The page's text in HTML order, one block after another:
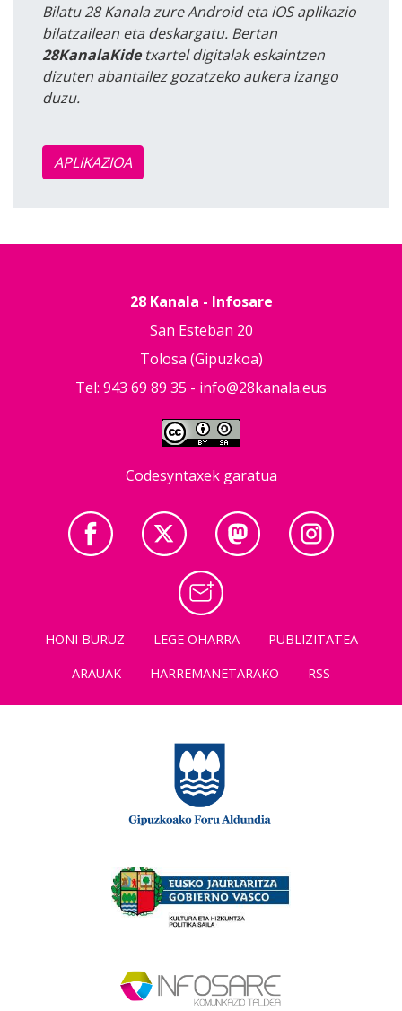
Bilatu 28 Kanala zure Android eta iOS aplikazio
bilatzailean eta deskargatu. Bertan
28KanalaKidetxartel digitalak eskaintzen
dizuten abantailez gozatzeko aukera izango
duzu.
APLIKAZIOA
28 Kanala - Infosare
San Esteban 20
Tolosa (Gipuzkoa)
Tel: 943 69 89 35 - info@28kanala.eus
Codesyntaxek garatua
HONI BURUZ LEGE OHARRA
PUBLIZITATEA
ARAUAK
HARREMANETARAKO RSS